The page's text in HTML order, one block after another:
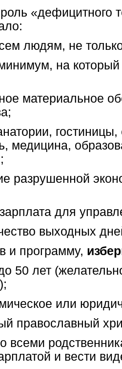
«дефицитного
людям, не
на
материальное
медицина,
разрушенной
для
выходных
и программу,
50 лет
или
православный
всеми
и вести